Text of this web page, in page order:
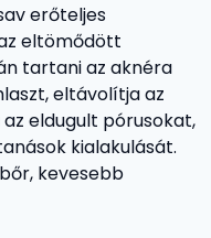
erőteljes
eltömődött
tartani az aknéra
eltávolítja az
eldugult pórusokat,
kialakulását.
kevesebb